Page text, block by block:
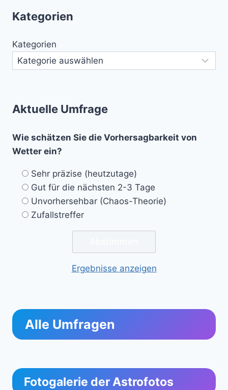
Kategorien
Kategorien
Aktuelle Umfrage
Wie schätzen Sie die Vorhersagbarkeit von
Wetter ein?
Sehr präzise (heutzutage)
Gut für die nächsten 2-3 Tage
Unvorhersehbar (Chaos-Theorie)
Zufallstreffer
Ergebnisse anzeigen
Alle Umfragen
Fotogalerie der Astrofotos